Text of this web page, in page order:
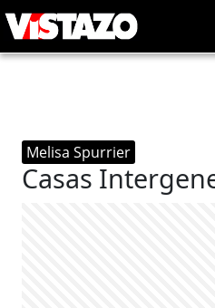
Melisa Spurrier
Casas